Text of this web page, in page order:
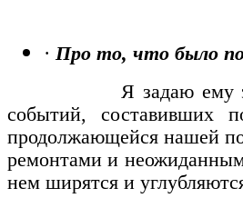
· Про то, что было
Я задаю ему это
событий, составивших
продолжающейся нашей
ремонтами и
нем ширятся и